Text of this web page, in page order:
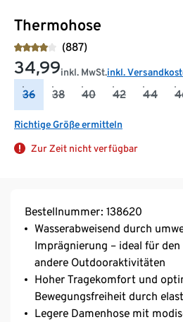
Thermohose
(887)
34,99inkl. MwSt.inkl.
36 38 40 42 44
Richtige Größe ermitteln
Zur Zeit nicht verfügbar
Bestellnummer: 138620
Wasserabweisend durch
Imprägnierung – ideal für
andere Outdooraktivitäten
Hoher Tragekomfort und
Bewegungsfreiheit durch
Legere Damenhose mit